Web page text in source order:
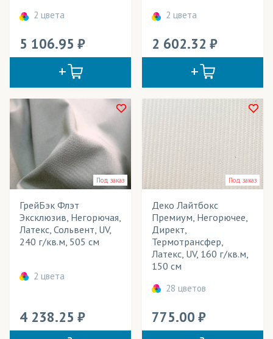
2 цвета
5 106.95
2 цвета
2 602.32
Под заказ
ГрейБэк Флэт
Эксклюзив, Негорючая,
Латекс, Сольвент, UV,
240 г/кв.м, 505 см
2 цвета
4 238.25
Под заказ
Деко Лайтбокс
Премиум, Негорючее,
Директ,
Термотрансфер,
Латекс, UV, 160 г/кв.м,
150 см
28 цветов
775.00